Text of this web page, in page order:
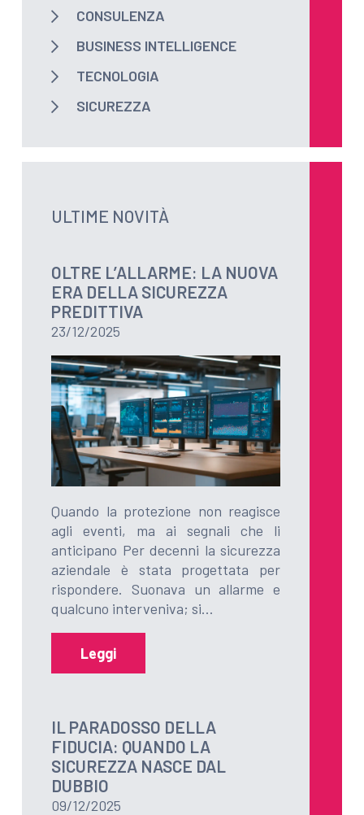
CONSULENZA
BUSINESS INTELLIGENCE
TECNOLOGIA
SICUREZZA
ULTIME NOVITÀ
OLTRE L’ALLARME: LA NUOVA
ERA DELLA SICUREZZA
PREDITTIVA
23/12/2025
Quando la protezione non reagisce
agli eventi, ma ai segnali che li
anticipano Per decenni la sicurezza
aziendale è stata progettata per
rispondere. Suonava un allarme e
qualcuno interveniva; si…
Leggi
IL PARADOSSO DELLA
FIDUCIA: QUANDO LA
SICUREZZA NASCE DAL
DUBBIO
09/12/2025